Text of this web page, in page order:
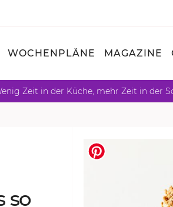
WOCHENPLÄNE MAGAZINE
Zeit in der Küche, mehr Zeit in der
so